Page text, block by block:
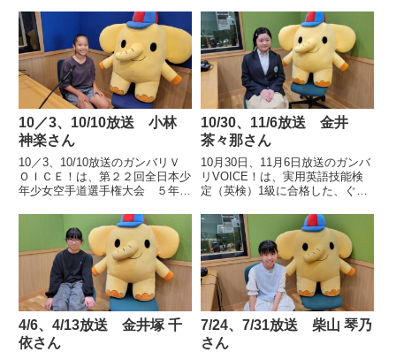
蓮小学校6年 荻原 湊さんの声で
す。
年 今井 思織さんの声です。
10／3、10/10放送 小林
神楽さん
10／3、10/10放送のガンバリＶ
ＯＩＣＥ！は、第２２回全日本少
年少女空手道選手権大会 ５年女
田市立駒形小学校５年、小林神楽
さんの声です。
10/30、11/6放送 金井
茶々那さん
10月30日、11月6日放送のガンバ
リVOICE！は、実用英語技能検
定（英検）1級に合格した、ぐん
井 茶々那さんの声です。
4/6、4/13放送 金井塚 千
依さん
7/24、7/31放送 柴山 琴乃
さん